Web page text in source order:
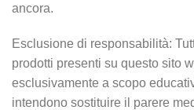
ancora.
Esclusione di responsabilità:
prodotti presenti su questo sito
esclusivamente a scopo
intendono sostituire il parere